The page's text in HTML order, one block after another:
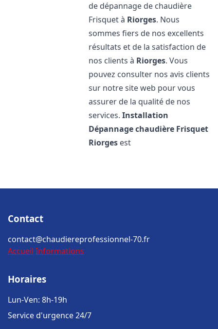
de dépannage de chaudière
Frisquet à Riorges. Nous
sommes fiers de nos excellents
résultats et de la satisfaction de
nos clients à Riorges. Vous
pouvez consulter nos avis clients
sur notre site web pour vous
assurer de la qualité de nos
services.Installation
Dépannage chaudière Frisquet
Riorges est
Contact
contact@chaudiereprofessionnel-70.fr
Accueil Informations
Horaires
Lun-Ven: 8h-19h
Service d'urgence 24/7